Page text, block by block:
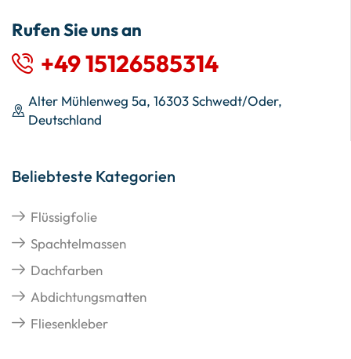
Rufen Sie uns an
+49 15126585314
Alter Mühlenweg 5a, 16303 Schwedt/Oder,
Deutschland
Beliebteste Kategorien
Flüssigfolie
Spachtelmassen
Dachfarben
Abdichtungsmatten
Fliesenkleber